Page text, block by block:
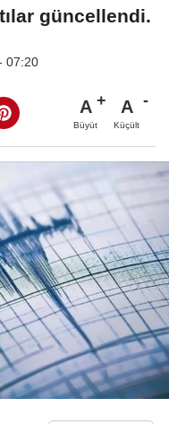
güncellendi.
07:20
A
Büyüt
A
Küçült